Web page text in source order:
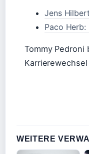
Jens
Paco Herb:
Tommy
WEITERE